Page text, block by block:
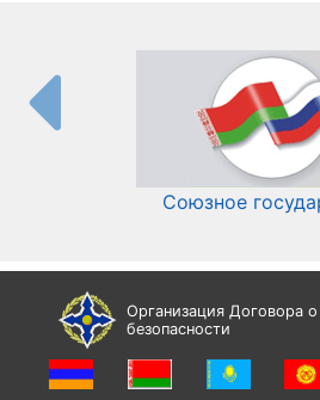
Союзное
Организация Договора
безопасности